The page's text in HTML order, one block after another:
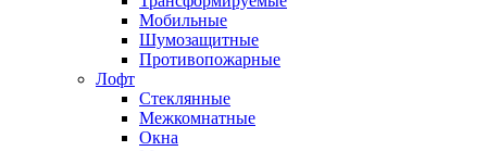
Мобильные
Шумозащитные
Противопожарные
Лофт
Стеклянные
Межкомнатные
Окна